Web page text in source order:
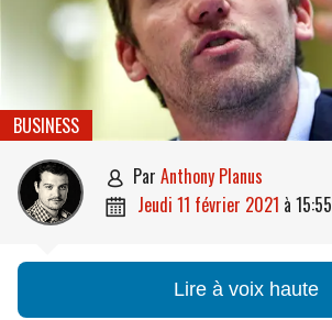
BUSINESS
 par Anthony Planus
 jeudi 11 février 2021 à 15:55
Lire à voix haute